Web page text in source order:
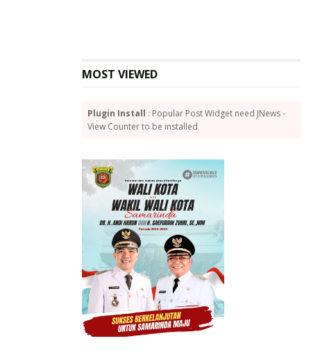
untuk tetap menjaga kelancaran operasional KRL.
inovasi konstruksi guna mendukung efisiensi dan
keselamatan kerja, seperti Roles Wesel
, yang
wesel secara cepat dalam waktu terbatas,
Plate Lifting Point, alat bantulifting point
digunakan untuk semua tipe kolom dan mempercepat
proses pengangkatan kolom baja tanpa perlu
mengganti alat untuk tiap jenis kolom, serta
Paint Protection Net, yang memungkinkan pengecatan
tetap dilakukan meski stasiun beroperasi. “Dengan
pendekatan inovatif ini, pekerjaan konstruksi berjalan
lancar tanpa mengganggu pelayanan penumpang,”
MOST VIEWED
Plugin Install : Popular Post Widget need JNews -
View Counter to be installed